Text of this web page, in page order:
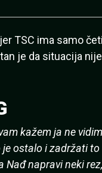
TSC ima samo
je da situacija nije
kažem ja ne vidim
je ostalo i zadržati to
Nađ napravi neki rez,